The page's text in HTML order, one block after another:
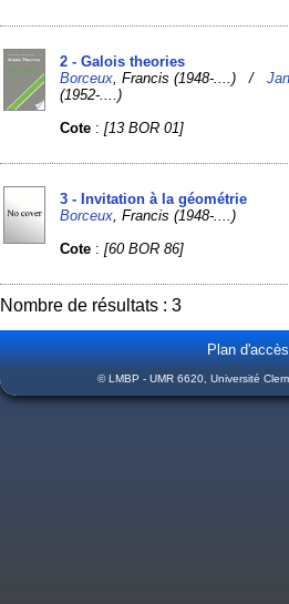
2 - Galois theories
Borceux , Francis (1948-....) /
(1952-....)
Cote :[13 BOR 01]
3 - Invitation à la géométrie
Borceux , Francis (1948-....)
Cote :[60 BOR 86]
Nombre de résultats : 3
Plan d'accès
© LMBP - UMR 6620, Université